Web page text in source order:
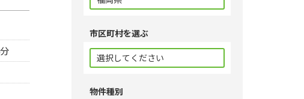
市区町村を選ぶ
物件種別